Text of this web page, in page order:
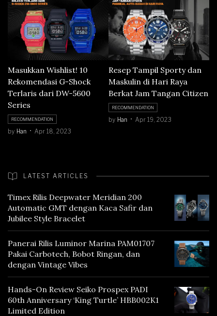
Masukkan Wishlist! 10
Rekomendasi G-Shock
Terlaris dari DW-5600
Series
RECOMMENDATION
by Han Apr 18, 2023
Resep Tampil Sporty dan
Maskulin di Hari Raya
Berkat Jam Tangan Citizen
RECOMMENDATION
by Han Apr 19, 2023
LATEST ARTICLES
Timex Rilis Deepwater Meridian 200
Automatic GMT dengan Kaca Safir dan
Jubilee Style Bracelet
Panerai Rilis Luminor Marina PAM01707
Pakai Carbotech, Bobot Ringan, dan
dengan Vintage Vibes
Hands-On Review Seiko Prospex PADI
60th Anniversary ‘King Turtle’ HBB002K1
Limited Edition